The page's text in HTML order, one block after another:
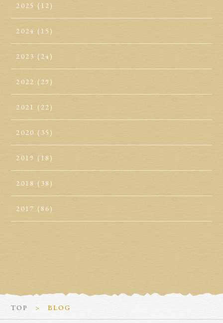
2025 (12)
2024 (15)
2023 (24)
2022 (29)
2021 (22)
2020 (35)
2019 (18)
2018 (38)
2017 (86)
TOP BLOG